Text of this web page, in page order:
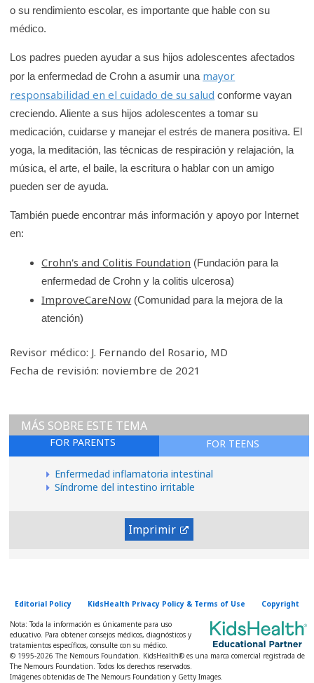
o su rendimiento escolar, es importante que hable con su
médico.
Los padres pueden ayudar a sus hijos adolescentes afectados
por la enfermedad de Crohn a asumir una mayor
responsabilidad en el cuidado de su salud conforme vayan
creciendo. Aliente a sus hijos adolescentes a tomar su
medicación, cuidarse y manejar el estrés de manera positiva. El
yoga, la meditación, las técnicas de respiración y relajación, la
música, el arte, el baile, la escritura o hablar con un amigo
pueden ser de ayuda.
También puede encontrar más información y apoyo por Internet
en:
Crohn's and Colitis Foundation (Fundación para la
enfermedad de Crohn y la colitis ulcerosa)
ImproveCareNow (Comunidad para la mejora de la
atención)
Revisor médico: J. Fernando del Rosario, MD
Fecha de revisión: noviembre de 2021
FOR TEENS
FOR PARENTS
MÁS SOBRE ESTE TEMA
Enfermedad inflamatoria intestinal
Síndrome del intestino irritable
Imprimir
Editorial Policy KidsHealth Privacy Policy & Terms of Use Copyright
Nota: Toda la información es únicamente para uso
educativo. Para obtener consejos médicos, diagnósticos y
tratamientos específicos, consulte con su médico.
© 1995-2026 The Nemours Foundation. KidsHealth® es una marca comercial registrada de
The Nemours Foundation. Todos los derechos reservados.
Imágenes obtenidas de The Nemours Foundation y Getty Images.